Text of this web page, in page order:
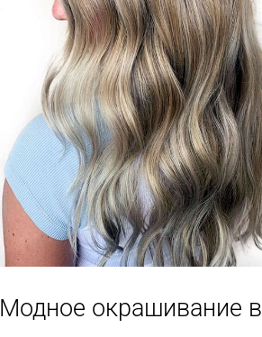
Модное окрашивание